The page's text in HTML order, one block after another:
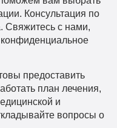
Консультация по
Свяжитесь с нами,
конфиденциальное
предоставить
план лечения,
и
вопросы о